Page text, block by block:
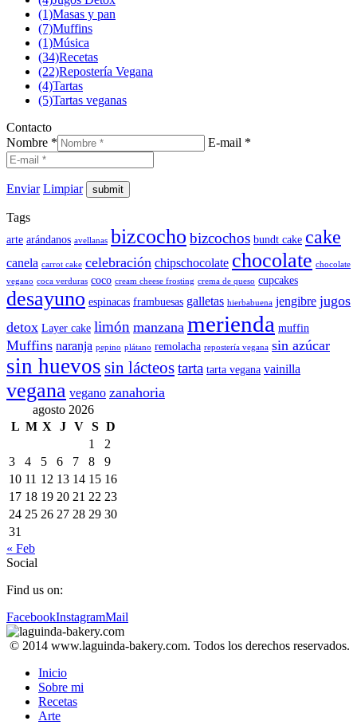
(1)Masas y pan
(7)Muffins
(1)Música
(34)Recetas
(22)Repostería Vegana
(4)Tartas
(5)Tartas veganas
Contacto
Nombre *
E-mail *
Enviar Limpiar
Tags
arte arándanos avellanas bizcocho bizcochos bundt cake cake
canela carrot cake celebración chipschocolate chocolate chocolate
vegano coca verduras coco cream cheese frosting crema de queso cupcakes
desayuno espinacas frambuesas galletas hierbabuena jengibre jugos
detox Layer cake limón manzana merienda muffin
Muffins naranja pepino plátano remolacha repostería vegana sin azúcar
sin huevos sin lácteostarta tarta vegana vainilla
vegana vegano zanahoria
agosto 2026
L M X J V S D
1
2
3
4 5 6 7 8
9
10 11 12 13 14 15 16
17 18 19 20 21 22 23
24 25 26 27 28 29 30
31
« Feb
Social
Find us on:
FacebookInstagramMail
© 2014 www.laguinda-bakery.com. Todos los derechos reservados.
Inicio
Sobre mi
Recetas
Arte